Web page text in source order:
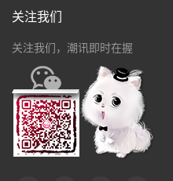
关注我们
关注我们，潮讯即时在握